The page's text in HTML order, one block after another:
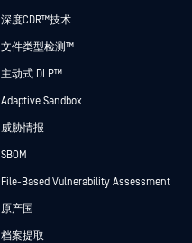
深度CDR™技术
文件类型检测™
主动式 DLP™
Adaptive Sandbox
威胁情报
SBOM
File-Based Vulnerability Assessment
原产国
档案提取